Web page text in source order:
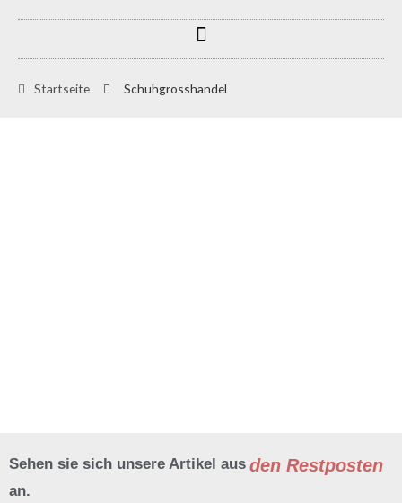
springen
Menu
Startseite Schuhgrosshandel
Sehen sie sich unsere Artikel aus den Restposten
an.